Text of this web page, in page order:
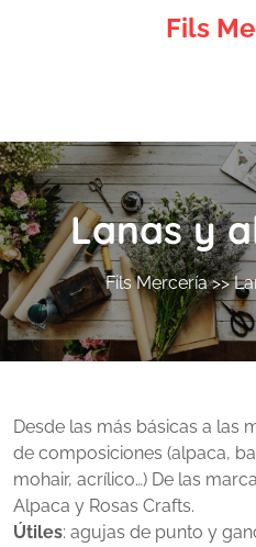
Fils
Lanas y
Fils Mercería>>
Desde las más básicas a las
de composiciones (alpaca,
mohair, acrílico…) De las
Alpaca y Rosas Crafts.
Útiles: agujas de punto y